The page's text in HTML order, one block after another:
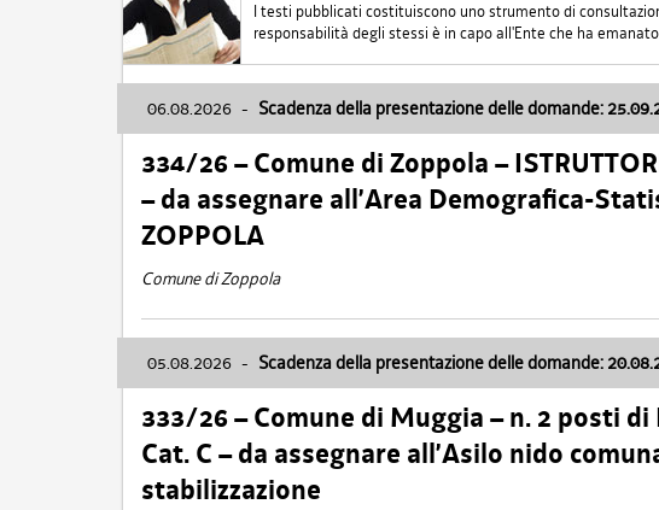
I testi pubblicati costituiscono uno strumento di
responsabilità degli stessi è in capo all'Ente che ha
06.08.2026 - Scadenza della presentazione delle domande:
334/26 – Comune di Zoppola –
– da assegnare all’Area Demografica-
ZOPPOLA
Comune di Zoppola
05.08.2026 - Scadenza della presentazione delle domande:
333/26 – Comune di Muggia – n. 2 posti di
Cat. C – da assegnare all’Asilo nido
stabilizzazione